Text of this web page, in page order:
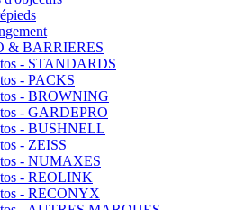
& BARRIERES
- STANDARDS
- PACKS
- BROWNING
- GARDEPRO
- BUSHNELL
- ZEISS
- NUMAXES
- REOLINK
- RECONYX